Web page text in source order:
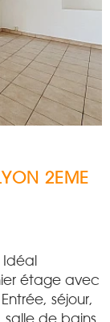
2EME
étage avec
séjour,
de bains